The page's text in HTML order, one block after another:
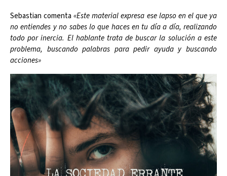
Sebastian comenta«Este material expresa ese lapso en el que ya
no entiendes y no sabes lo que haces en tu día a día, realizando
todo por inercia. El hablante trata de buscar la solución a este
problema, buscando palabras para pedir ayuda y buscando
acciones»